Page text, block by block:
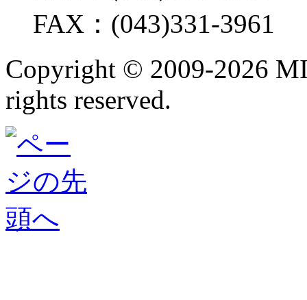
FAX：(043)331-3961
Copyright © 2009-2026
rights reserved.